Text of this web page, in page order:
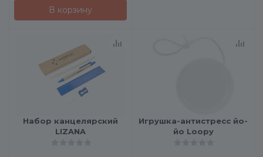
В корзину
Набор канцелярский
LIZANA
Игрушка-антистресс йо-
йо Loopy